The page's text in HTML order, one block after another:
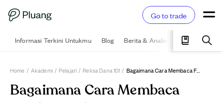
Go to trade
Informasi Terkini Untukmu Blog Berita & Analisis Pelajari
Home / Akademi / Pelajari / Reksa Dana 101 / Bagaimana Cara Membaca Fund Fact Sheet?
Bagaimana Cara Membaca